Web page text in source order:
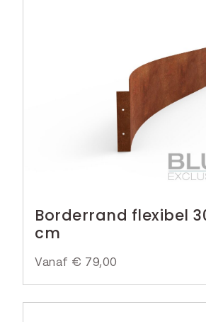
Borderrand flexibel
cm
Vanaf € 79,00